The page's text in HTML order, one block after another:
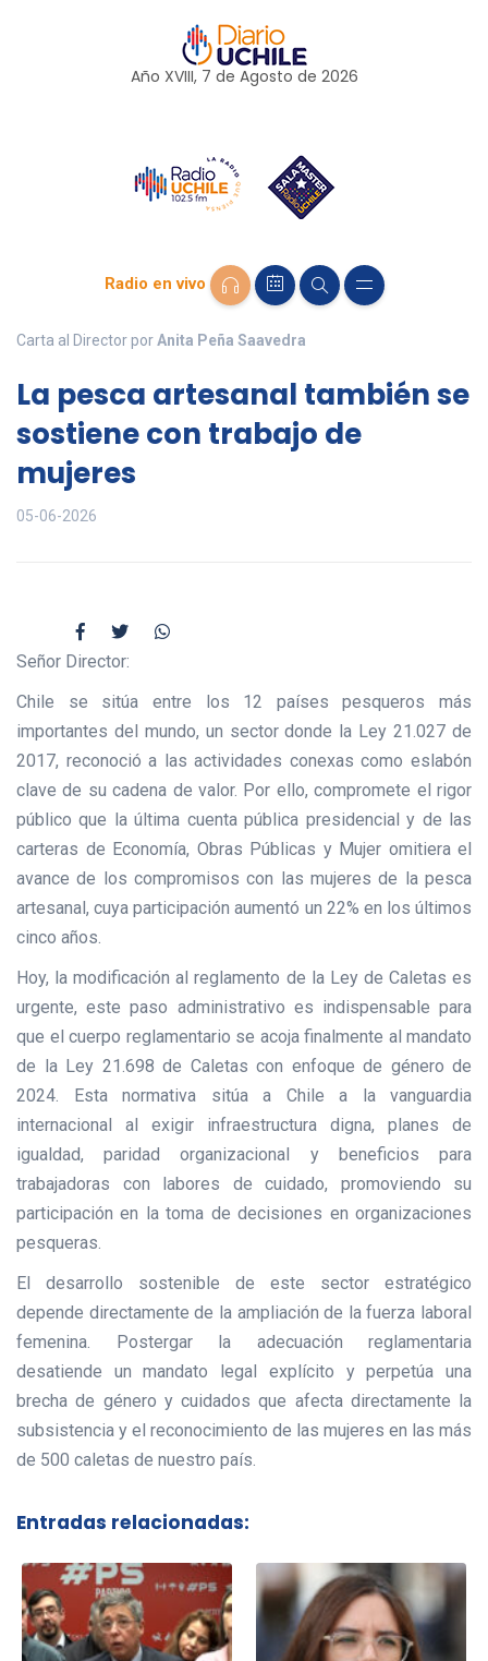
Año XVIII, 7 de Agosto de 2026
Radio en vivo
Carta al Director porAnita Peña Saavedra
La pesca artesanal también se
sostiene con trabajo de
mujeres
05-06-2026
Señor Director:
Chile se sitúa entre los 12 países pesqueros más
importantes del mundo, un sector donde la Ley 21.027 de
2017, reconoció a las actividades conexas como eslabón
clave de su cadena de valor. Por ello, compromete el rigor
público que la última cuenta pública presidencial y de las
carteras de Economía, Obras Públicas y Mujer omitiera el
avance de los compromisos con las mujeres de la pesca
artesanal, cuya participación aumentó un 22% en los últimos
cinco años.
Hoy, la modificación al reglamento de la Ley de Caletas es
urgente, este paso administrativo es indispensable para
que el cuerpo reglamentario se acoja finalmente al mandato
de la Ley 21.698 de Caletas con enfoque de género de
2024. Esta normativa sitúa a Chile a la vanguardia
internacional al exigir infraestructura digna, planes de
igualdad, paridad organizacional y beneficios para
trabajadoras con labores de cuidado, promoviendo su
participación en la toma de decisiones en organizaciones
pesqueras.
El desarrollo sostenible de este sector estratégico
depende directamente de la ampliación de la fuerza laboral
femenina. Postergar la adecuación reglamentaria
desatiende un mandato legal explícito y perpetúa una
brecha de género y cuidados que afecta directamente la
subsistencia y el reconocimiento de las mujeres en las más
de 500 caletas de nuestro país.
Entradas relacionadas: